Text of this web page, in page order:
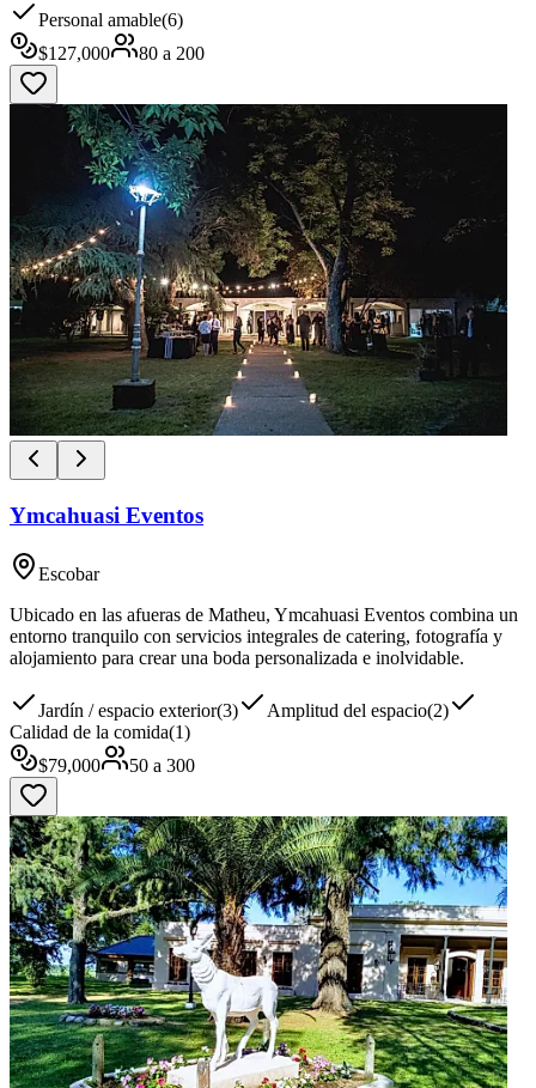
Personal amable(6)
$127,000 80 a 200
Ymcahuasi Eventos
Escobar
Ubicado en las afueras de Matheu, Ymcahuasi Eventos combina un
entorno tranquilo con servicios integrales de catering, fotografía y
alojamiento para crear una boda personalizada e inolvidable.
Jardín / espacio exterior(3) Amplitud del espacio(2)
Calidad de la comida(1)
$79,000 50 a 300